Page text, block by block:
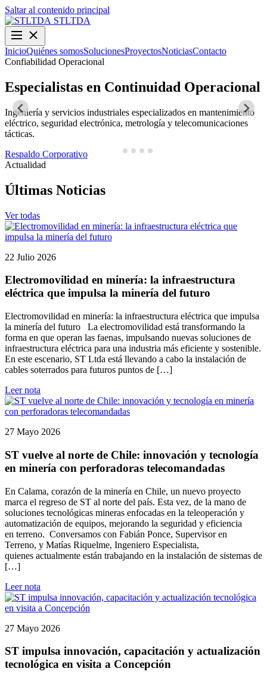
Saltar al contenido principal
STLTDA
InicioQuiénes somosSolucionesProyectosNoticiasContacto
Confiabilidad Operacional
Especialistas en Continuidad Operacional
Ingeniería y servicios industriales especializados en mantenimiento
eléctrico, seguridad electrónica, metrología y telecomunicaciones
tácticas.
Respaldo Corporativo
Actualidad
Últimas Noticias
Ver todas
22 Julio 2026
Electromovilidad en minería: la infraestructura
eléctrica que impulsa la minería del futuro
Electromovilidad en minería: la infraestructura eléctrica que impulsa
la minería del futuro La electromovilidad está transformando la
forma en que operan las faenas, impulsando nuevas soluciones de
infraestructura eléctrica para una industria más eficiente y sostenible.
En este escenario, ST Ltda está llevando a cabo la instalación de
cables soterrados para futuros puntos de […]
Leer nota
27 Mayo 2026
ST vuelve al norte de Chile: innovación y tecnología
en minería con perforadoras telecomandadas
En Calama, corazón de la minería en Chile, un nuevo proyecto
marca el regreso de ST al norte del país. Esta vez, de la mano de
soluciones tecnológicas mineras enfocadas en la teleoperación y
automatización de equipos, mejorando la seguridad y eficiencia
en terreno. Conversamos con Fabián Ponce, Supervisor en
Terreno, y Matías Riquelme, Ingeniero Especialista,
quienes actualmente están trabajando en la instalación de sistemas de
[…]
Leer nota
27 Mayo 2026
ST impulsa innovación, capacitación y actualización
tecnológica en visita a Concepción